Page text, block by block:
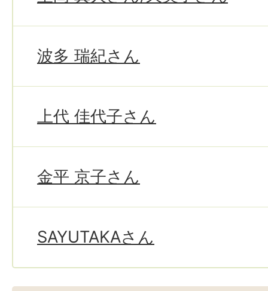
波多 瑞紀さん
上代 佳代子さん
金平 京子さん
SAYUTAKAさん